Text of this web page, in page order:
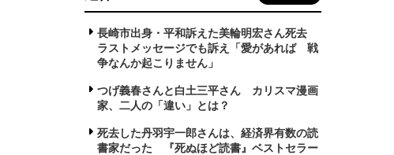
長崎市出身・平和訴えた美輪明宏さん死去
ラストメッセージでも訴え「愛があれば 戦
争なんか起こりません」
つげ義春さんと白土三平さん カリスマ漫画
家、二人の「違い」とは？
死去した丹羽宇一郎さんは、経済界有数の読
書家だった 『死ぬほど読書』ベストセラー